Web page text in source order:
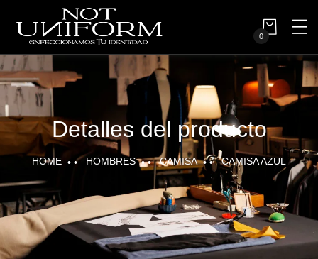
0
Detalles del producto
HOME HOMBRES CAMISA CAMISA AZUL